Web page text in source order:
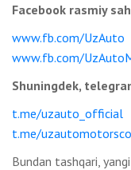
Facebook rasmiy
www.fb.com/UzAuto
www.fb.com/
Shuningdek,
t.me/uzauto_official
t.me/
Bundan tashqari,